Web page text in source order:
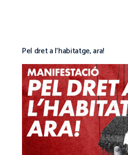
Pel dret a l’habitatge, ara!